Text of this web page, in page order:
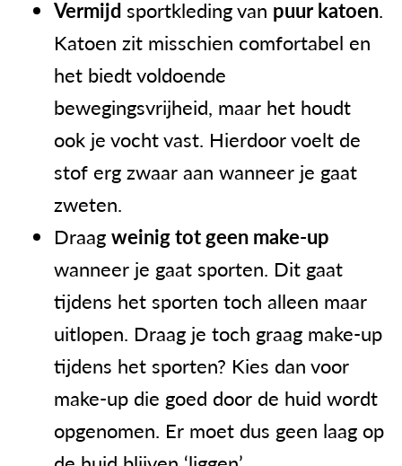
Vermijd sportkleding van puur katoen.
Katoen zit misschien comfortabel en
het biedt voldoende
bewegingsvrijheid, maar het houdt
ook je vocht vast. Hierdoor voelt de
stof erg zwaar aan wanneer je gaat
zweten.
Draagweinig tot geen make-up
wanneer je gaat sporten. Dit gaat
tijdens het sporten toch alleen maar
uitlopen. Draag je toch graag make-up
tijdens het sporten? Kies dan voor
make-up die goed door de huid wordt
opgenomen. Er moet dus geen laag op